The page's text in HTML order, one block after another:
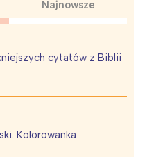
Najnowsze
cytatów z Biblii
Kolorowanka